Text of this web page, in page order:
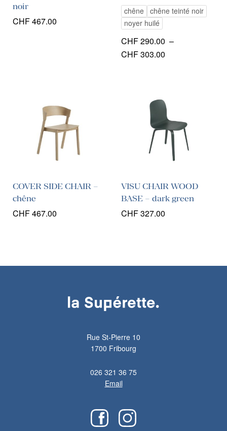
noir
CHF467.00
chêne
chêne teinté noir
noyer huilé
CHF290.00 –
CHF303.00
à
CHF 303.00
COVER SIDE CHAIR –
chêne
CHF467.00
VISU CHAIR WOOD
BASE – dark green
CHF327.00
Rue St-Pierre 10
1700 Fribourg
026 321 36 75
Email